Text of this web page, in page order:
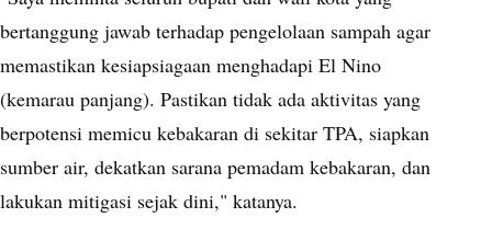
bertanggung jawab terhadap pengelolaan sampah agar
memastikan kesiapsiagaan menghadapi El Nino
(kemarau panjang). Pastikan tidak ada aktivitas yang
berpotensi memicu kebakaran di sekitar TPA, siapkan
sumber air, dekatkan sarana pemadam kebakaran, dan
lakukan mitigasi sejak dini," katanya.